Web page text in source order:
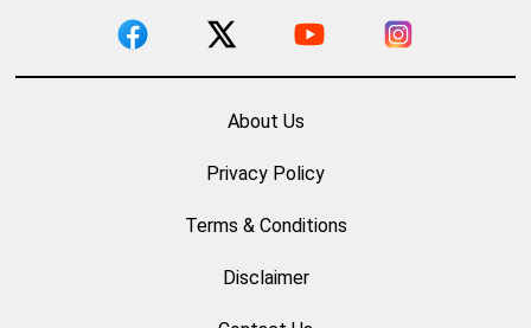
About Us
Privacy Policy
Terms & Conditions
Disclaimer